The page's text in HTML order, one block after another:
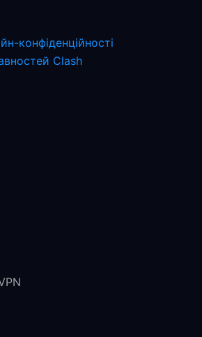
конфіденційності
Clash